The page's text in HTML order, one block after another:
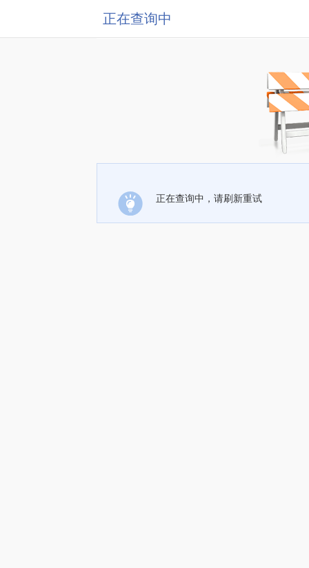
正在查询中
正在查询中，请刷新重试